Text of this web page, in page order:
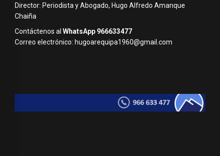
Director: Periodista y Abogado, Hugo Alfredo Amanque
Chaiña
Contáctenos al WhatsApp 966633477
Correo electrónico: hugoarequipa1960@gmail.com